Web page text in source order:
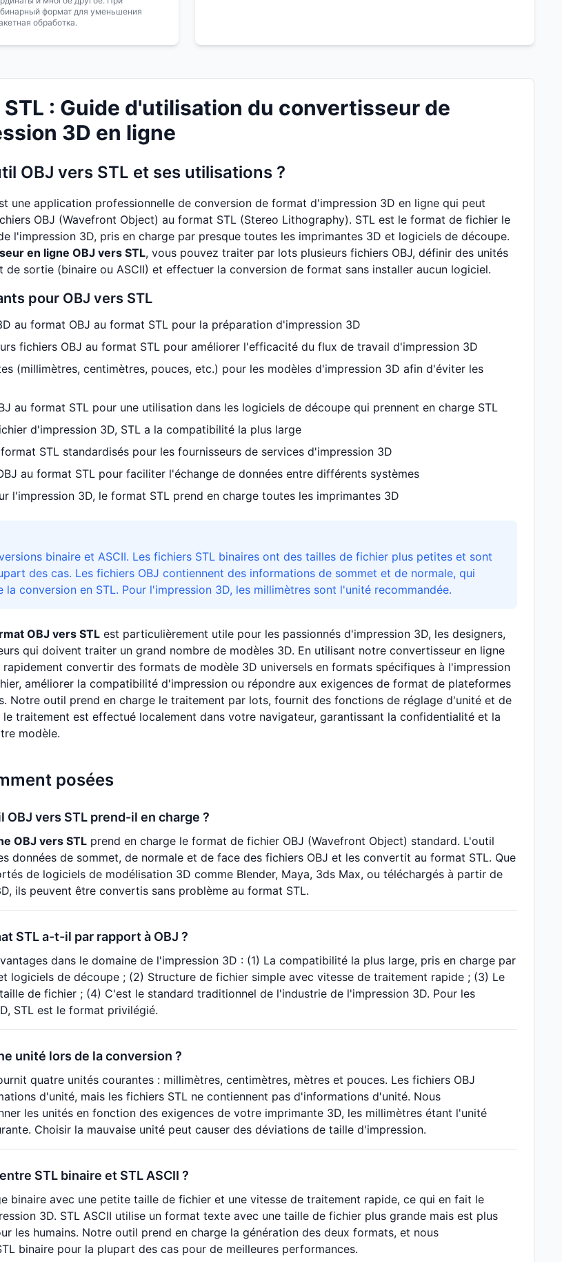
формат для уменьшения
обработка.
STL : Guide d'utilisation du convertisseur de
3D en ligne
OBJ vers STL et ses utilisations ?
une application professionnelle de conversion de format d'impression 3D en ligne qui peut
OBJ (Wavefront Object) au format STL (Stereo Lithography). STL est le format de fichier le
l'impression 3D, pris en charge par presque toutes les imprimantes 3D et logiciels de découpe.
en ligne OBJ vers STL, vous pouvez traiter par lots plusieurs fichiers OBJ, définir des unités
de sortie (binaire ou ASCII) et effectuer la conversion de format sans installer aucun logiciel.
pour OBJ vers STL
au format OBJ au format STL pour la préparation d'impression 3D
fichiers OBJ au format STL pour améliorer l'efficacité du flux de travail d'impression 3D
(millimètres, centimètres, pouces, etc.) pour les modèles d'impression 3D afin d'éviter les
au format STL pour une utilisation dans les logiciels de découpe qui prennent en charge STL
d'impression 3D, STL a la compatibilité la plus large
STL standardisés pour les fournisseurs de services d'impression 3D
au format STL pour faciliter l'échange de données entre différents systèmes
l'impression 3D, le format STL prend en charge toutes les imprimantes 3D
binaire et ASCII. Les fichiers STL binaires ont des tailles de fichier plus petites et sont
des cas. Les fichiers OBJ contiennent des informations de sommet et de normale, qui
la conversion en STL. Pour l'impression 3D, les millimètres sont l'unité recommandée.
OBJ vers STL est particulièrement utile pour les passionnés d'impression 3D, les designers,
qui doivent traiter un grand nombre de modèles 3D. En utilisant notre convertisseur en ligne
rapidement convertir des formats de modèle 3D universels en formats spécifiques à l'impression
améliorer la compatibilité d'impression ou répondre aux exigences de format de plateformes
Notre outil prend en charge le traitement par lots, fournit des fonctions de réglage d'unité et de
traitement est effectué localement dans votre navigateur, garantissant la confidentialité et la
modèle.
posées
vers STL prend-il en charge ?
OBJ vers STL prend en charge le format de fichier OBJ (Wavefront Object) standard. L'outil
données de sommet, de normale et de face des fichiers OBJ et les convertit au format STL. Que
de logiciels de modélisation 3D comme Blender, Maya, 3ds Max, ou téléchargés à partir de
ils peuvent être convertis sans problème au format STL.
STL a-t-il par rapport à OBJ ?
dans le domaine de l'impression 3D : (1) La compatibilité la plus large, pris en charge par
logiciels de découpe ; (2) Structure de fichier simple avec vitesse de traitement rapide ; (3) Le
de fichier ; (4) C'est le standard traditionnel de l'industrie de l'impression 3D. Pour les
STL est le format privilégié.
unité lors de la conversion ?
quatre unités courantes : millimètres, centimètres, mètres et pouces. Les fichiers OBJ
d'unité, mais les fichiers STL ne contiennent pas d'informations d'unité. Nous
les unités en fonction des exigences de votre imprimante 3D, les millimètres étant l'unité
Choisir la mauvaise unité peut causer des déviations de taille d'impression.
STL binaire et STL ASCII ?
binaire avec une petite taille de fichier et une vitesse de traitement rapide, ce qui en fait le
3D. STL ASCII utilise un format texte avec une taille de fichier plus grande mais est plus
les humains. Notre outil prend en charge la génération des deux formats, et nous
binaire pour la plupart des cas pour de meilleures performances.